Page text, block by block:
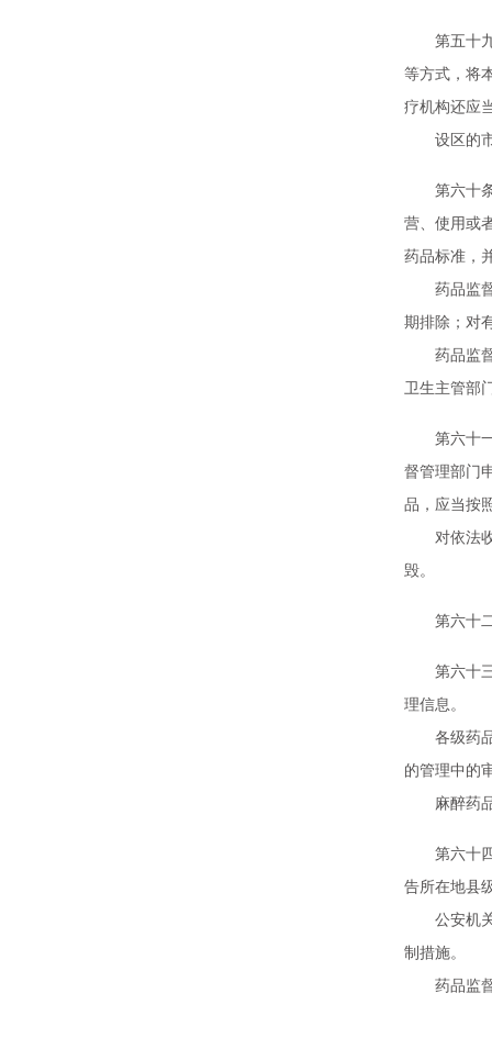
第五十九
等方式，将
疗机构还应
设区的市
第六十条
营、使用或
药品标准，
药品监督
期排除；对
药品监督
卫生主管部
第六十一
督管理部门
品，应当按
对依法收
毁。
第六十二
第六十三
理信息。
各级药品
的管理中的
麻醉药品
第六十四
告所在地县
公安机关
制措施。
药品监督